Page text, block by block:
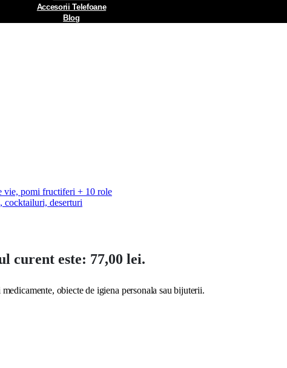
Accesorii Telefoane
Blog
vie, pomi fructiferi + 10 role
cocktailuri, deserturi
curent este: 77,00 lei.
obiecte de igiena personala sau bijuterii.